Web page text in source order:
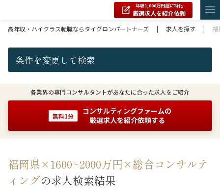
年収1,000万円超に特化
厳選求人を紹介依頼
高年収・ハイクラス転職ならタイグロンパートナーズ
| 求人を探す |
条件を変更して検索
各業界の専門コンサルタントがあなたに合った求人をご紹介
無料1分
コンサルティングファームの
厳選求人を紹介依頼する
福岡県×1600~2000万円×総合コンサルテ
ィングの求人検索結果